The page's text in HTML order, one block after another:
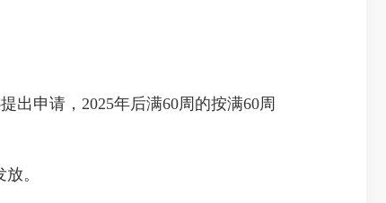
申请，2025年后满60周的按满60周
。